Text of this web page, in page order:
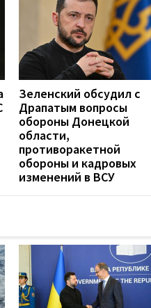
Зеленский обсудил с
Драпатым вопросы
обороны Донецкой
области,
противоракетной
обороны и кадровых
изменений в ВСУ